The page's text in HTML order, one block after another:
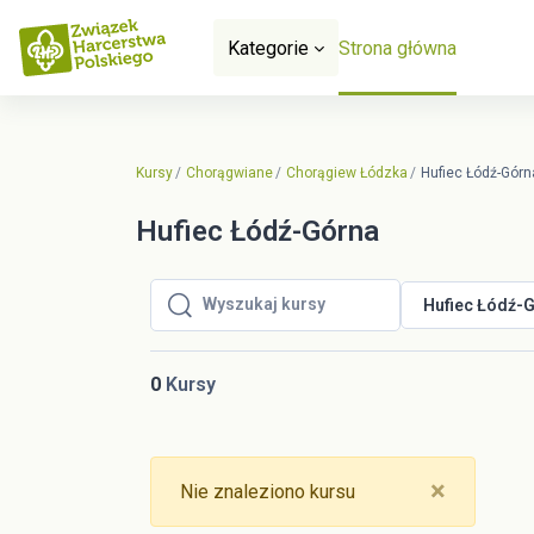
Przejdź do głównej zawartości
Kategorie
Strona główna
Kursy Chorągwiane Chorągiew Łódzka Hufiec Łódź-
Hufiec Łódź-Górna
Wyszukaj kursy
Wyszukaj kursy
Hufiec Łódź-
0 Kursy
×
Nie znaleziono kursu